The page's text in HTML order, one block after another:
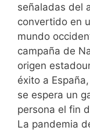
señaladas del
convertido en
mundo
campaña de
origen
éxito a
se espera un
persona el fin
La pandemia